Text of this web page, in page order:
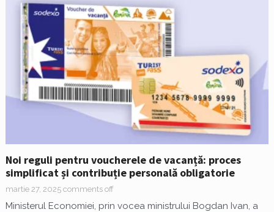
Noi reguli pentru voucherele de vacanță: proces
simplificat și contribuție personală obligatorie
martie 27, 2025 comments off
Ministerul Economiei, prin vocea ministrului Bogdan Ivan, a